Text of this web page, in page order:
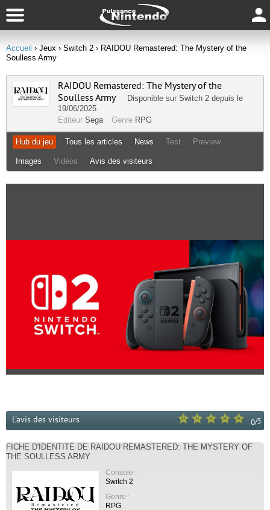
Accueil › Jeux › Switch 2 › RAIDOU Remastered: The Mystery of the
Soulless Army
RAIDOU Remastered: The Mystery of the
Soulless Army
Disponible sur Switch 2 depuis le
19/06/2025
Editeur Sega Genre RPG
Hub du jeu Tous les articles News Test Preview
Images Vidéos Avis des visiteurs
0/5
L'avis des visiteurs
FICHE D'IDENTITÉ DE RAIDOU REMASTERED: THE MYSTERY OF
THE SOULLESS ARMY
Console :
Switch 2
Genre :
RPG